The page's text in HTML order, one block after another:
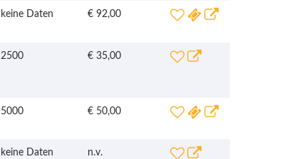
keine Daten € 92,00
2500 € 35,00
5000 € 50,00
keine Daten n.v.